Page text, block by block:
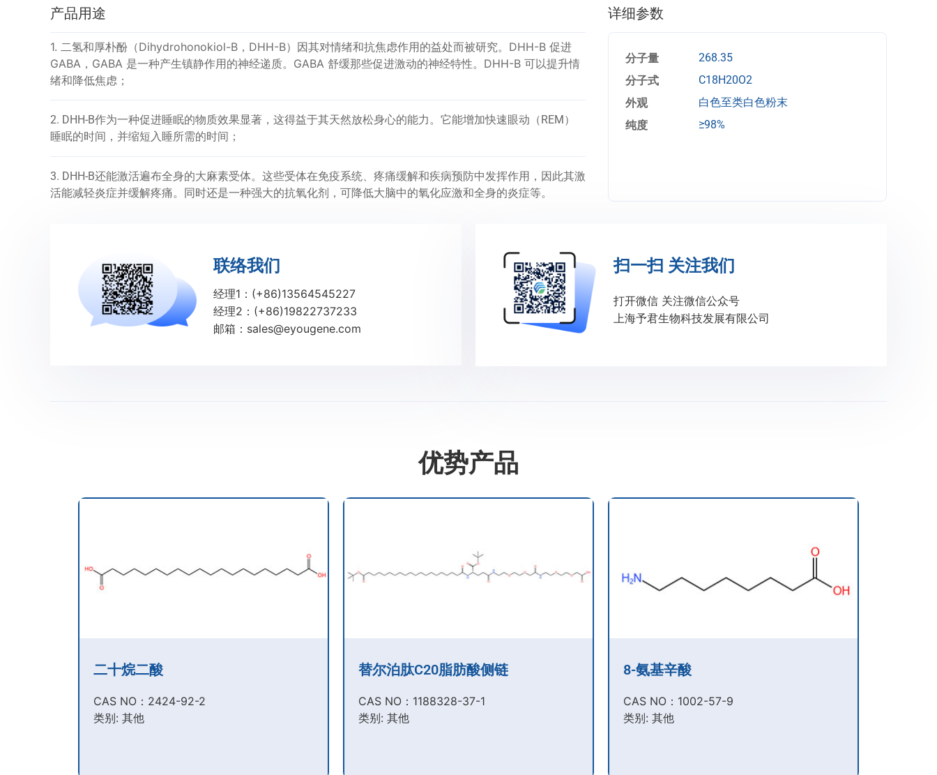
产品用途 详细参数
1. 二氢和厚朴酚（Dihydrohonokiol-B，DHH-B）因其对情绪和抗焦虑作用的益处而被研究。DHH-B 促进
GABA，GABA 是一种产生镇静作用的神经递质。GABA 舒缓那些促进激动的神经特性。DHH-B 可以提升情
绪和降低焦虑；
2. DHH-B作为一种促进睡眠的物质效果显著，这得益于其天然放松身心的能力。它能增加快速眼动（REM）
睡眠的时间，并缩短入睡所需的时间；
3. DHH-B还能激活遍布全身的大麻素受体。这些受体在免疫系统、疼痛缓解和疾病预防中发挥作用，因此其激
活能减轻炎症并缓解疼痛。同时还是一种强大的抗氧化剂，可降低大脑中的氧化应激和全身的炎症等。
分子量 268.35
分子式 C18H20O2
外观 白色至类白色粉末
纯度 ≥98%
联络我们
经理1：(+86)13564545227
经理2：(+86)19822737233
邮箱：sales@eyougene.com
扫一扫 关注我们
打开微信 关注微信公众号
上海予君生物科技发展有限公司
优势产品
二十烷二酸
CAS NO：2424-92-2​
类别: 其他
替尔泊肽C20脂肪酸侧链
CAS NO：1188328-37-1
类别: 其他
8-氨基辛酸
CAS NO：1002-57-9​
类别: 其他